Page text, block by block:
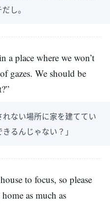
し。
a place where we won’t
gazes. We should be
れない場所に家を建ててい
るんじゃない？」
to focus, so please
as much as